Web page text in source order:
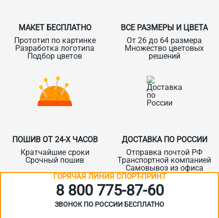
МАКЕТ БЕСПЛАТНО
Прототип по картинке
Разработка логотипа
Подбор цветов
ВСЕ РАЗМЕРЫ И ЦВЕТА
От 26 до 64 размера
Множество цветовых
решений
ПОШИВ ОТ 24-Х ЧАСОВ
Кратчайшие сроки
Срочный пошив
ДОСТАВКА ПО РОССИИ
Отправка почтой РФ
Транспортной компанией
Самовывоз из офиса
ГОРЯЧАЯ ЛИНИЯ СПОРТ-ПРИНТ
8 800 775‑87-60
ЗВОНОК ПО РОССИИ БЕСПЛАТНО